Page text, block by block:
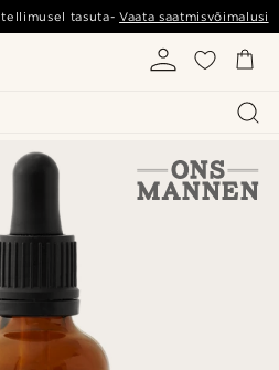
tellimusel tasuta-Vaata saatmisvõimalusi